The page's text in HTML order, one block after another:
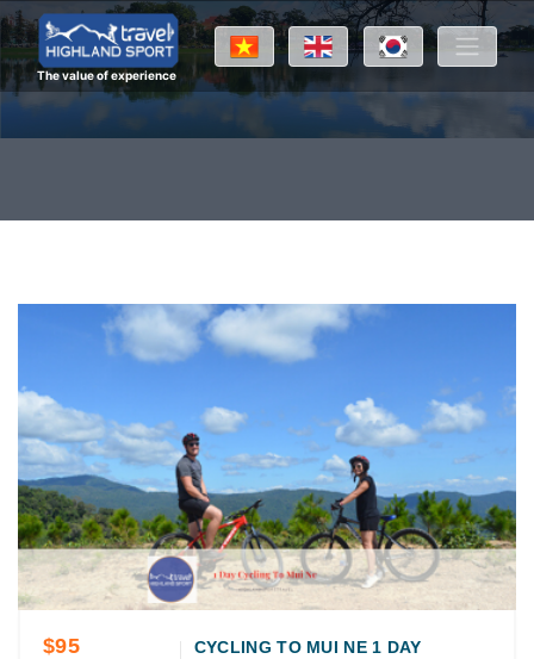
The value of experience
$95
CYCLING TO MUI NE 1 DAY